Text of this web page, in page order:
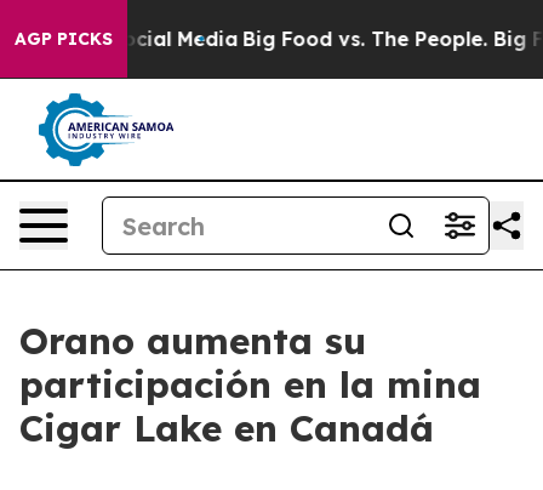
AGP PICKS
on Social Media Big Food vs. The People. Big
Orano aumenta su
participación en la mina
Cigar Lake en Canadá